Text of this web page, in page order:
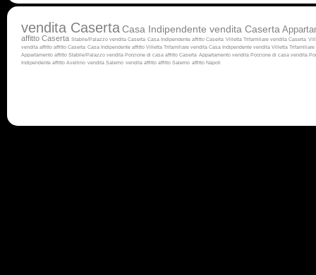
vendita CasertaCasa Indipendente vendita Caserta
affitto Caserta Stabile/Palazzo vendita Caserta Casa Indipendente affitto Caserta Villetta Trifamiliare vendita Caserta
vendita affitto affitto Caserta Casa Indipendente affitto Villetta Trifamiliare vendita Casa Indipendente vendita Villetta
Appartamento affitto Stabile/Palazzo vendita Porzione di casa affitto Caserta Appartamento vendita Porzione di casa vendita
Indipendente affitto Avellino vendita Salerno vendita affitto affitto Salerno affitto Napoli